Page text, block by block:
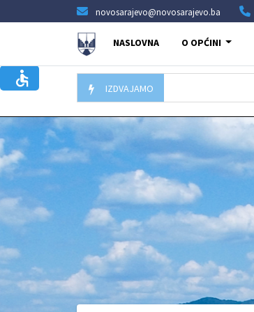
novosarajevo@novosarajevo.ba
NASLOVNA O OPĆINI
IZDVAJAMO